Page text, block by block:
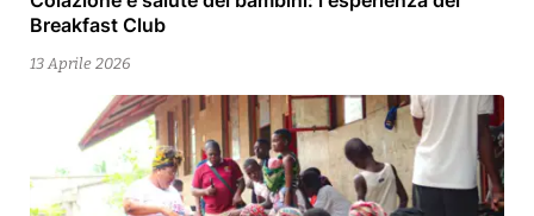
Breakfast Club
13 Aprile 2026
Aprile
2026